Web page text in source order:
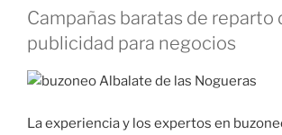
Campañas baratas de reparto
publicidad para negocios
La experiencia y los expertos en